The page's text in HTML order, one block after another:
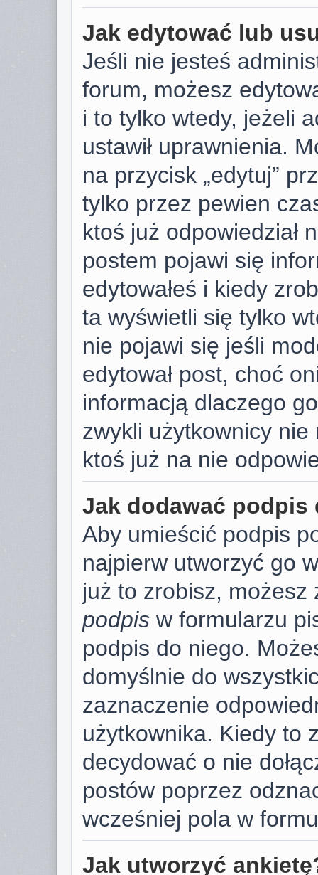
Jak edytować lub
Jeśli nie jesteś
forum, możesz
i to tylko wtedy, jeżeli
ustawił uprawnienia.
na przycisk „edytuj”
tylko przez pewien
ktoś już odpowiedział
postem pojawi się
edytowałeś i kiedy
ta wyświetli się tylko
nie pojawi się jeśli
edytował post, choć
informacją dlaczego
zwykli użytkownicy
ktoś już na nie
Jak dodawać
Aby umieścić podpis
najpierw utworzyć go
już to zrobisz,
podpis w formularzu
podpis do niego.
domyślnie do
zaznaczenie
użytkownika. Kiedy to
decydować o nie
postów poprzez
wcześniej pola w
Jak utworzyć